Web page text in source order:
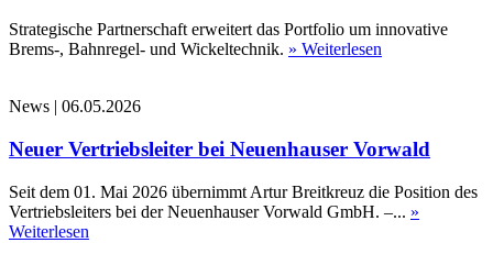
Strategische Partnerschaft erweitert das Portfolio um innovative
Brems-, Bahnregel- und Wickeltechnik. » Weiterlesen
News | 06.05.2026
Neuer Vertriebsleiter bei Neuenhauser Vorwald
Seit dem 01. Mai 2026 übernimmt Artur Breitkreuz die Position des
Vertriebsleiters bei der Neuenhauser Vorwald GmbH. –... »
Weiterlesen